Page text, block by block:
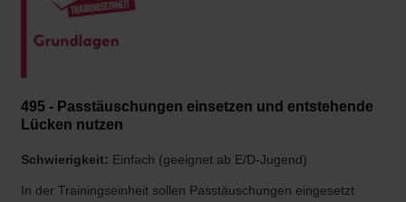
495 - Passtäuschungen einsetzen und entstehende
Lücken nutzen
Schwierigkeit: Einfach (geeignet ab E/D-Jugend)
In der Trainingseinheit sollen Passtäuschungen eingesetzt